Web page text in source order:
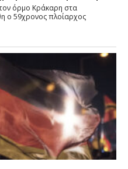
όρμο Κράκαρη στα
ο 59χρονος πλοίαρχος